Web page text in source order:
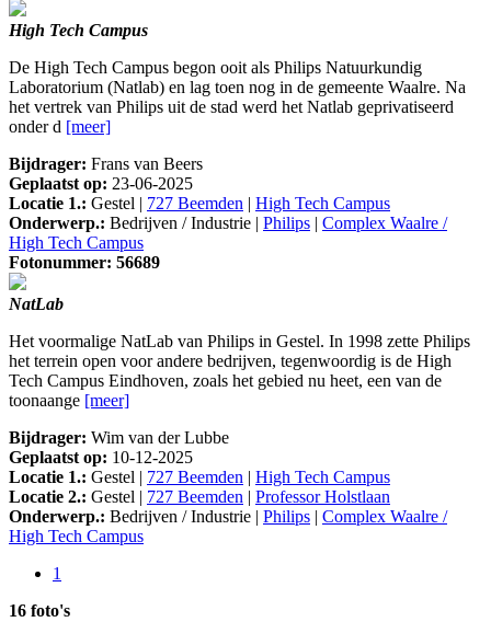
High Tech Campus
De High Tech Campus begon ooit als Philips Natuurkundig
Laboratorium (Natlab) en lag toen nog in de gemeente Waalre. Na
het vertrek van Philips uit de stad werd het Natlab geprivatiseerd
onder d [meer]
Bijdrager: Frans van Beers
Geplaatst op: 23-06-2025
Locatie 1.: Gestel | 727 Beemden | High Tech Campus
Onderwerp.: Bedrijven / Industrie | Philips | Complex Waalre /
High Tech Campus
Fotonummer: 56689
NatLab
Het voormalige NatLab van Philips in Gestel. In 1998 zette Philips
het terrein open voor andere bedrijven, tegenwoordig is de High
Tech Campus Eindhoven, zoals het gebied nu heet, een van de
toonaange [meer]
Bijdrager: Wim van der Lubbe
Geplaatst op: 10-12-2025
Locatie 1.: Gestel | 727 Beemden | High Tech Campus
Locatie 2.: Gestel | 727 Beemden | Professor Holstlaan
Onderwerp.: Bedrijven / Industrie | Philips | Complex Waalre /
High Tech Campus
1
16 foto's